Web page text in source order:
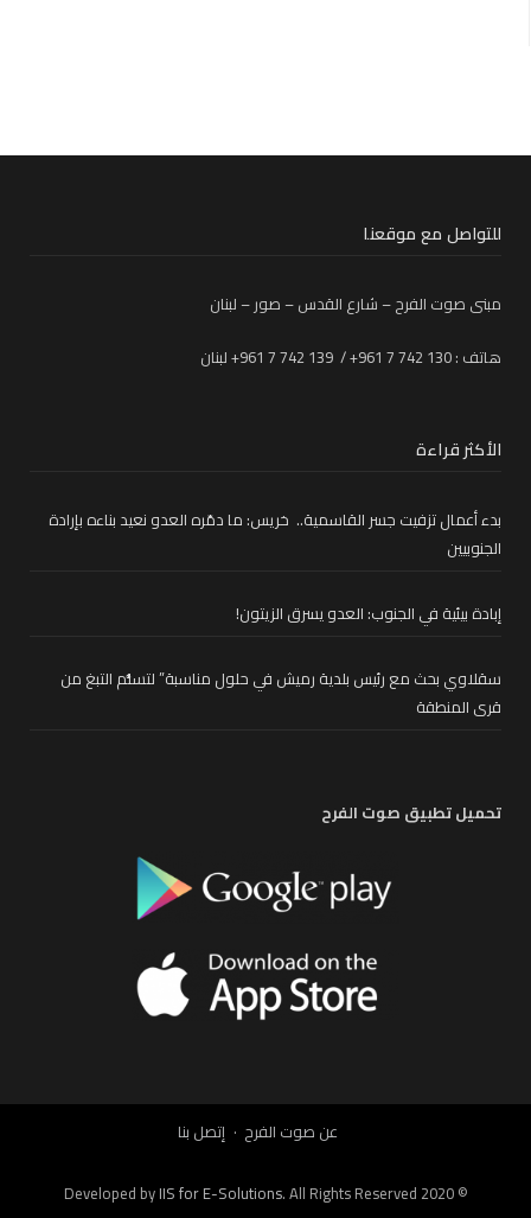
للتواصل مع موقعنا
مبنى صوت الفرح – شارع القدس – صور – لبنان
هاتف : 130 742 7 961+ / 139 742 7 961+ لبنان
الأكثر قراءة
بدء أعمال تزفيت جسر القاسمية.. خريس: ما دمّره العدو نعيد بناءه بإرادة
الجنوبيين
إبادة بيئية في الجنوب: العدو يسرق الزيتون!
سقلاوي بحث مع رئيس بلدية رميش في حلول مناسبة” لتسلُّم التبغ من
قرى المنطقة
تحميل تطبيق صوت الفرح
عن صوت الفرح إتصل بنا
© Developed by
IIS for E-Solutions. All Rights Reserved 2020